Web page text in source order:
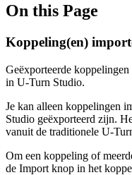
On this Page
Koppeling(en)
Geëxporteerde
in U-Turn Studio.
Je kan alleen koppelingen
Studio geëxporteerd zijn.
vanuit de traditionele U-
Om een koppeling of
de Import knop in het